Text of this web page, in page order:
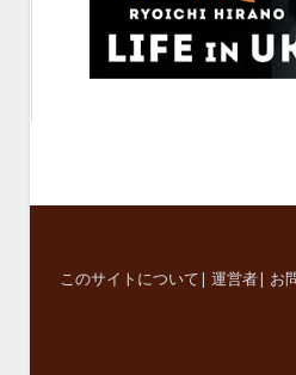
このサイトについて| 運営者| お